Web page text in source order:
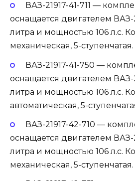
ВАЗ-21917-41-711 —
оснащается двигателем ВАЗ-
литра и мощностью 106 л.с.
механическая, 5-ступенчатая.
ВАЗ-21917-41-750 —
оснащается двигателем ВАЗ-
литра и мощностью 106 л.с.
автоматическая, 5-
ВАЗ-21917-42-710 —
оснащается двигателем ВАЗ-
литра и мощностью 106 л.с.
механическая, 5-ступенчатая.